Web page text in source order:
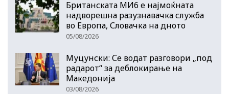
Британската МИ6 е најмоќната
надворешна разузнавачка служба
во Европа, Словачка на дното
05/08/2026
Муцунски: Се водат разговори „под
радарот“ за деблокирање на
Македонија
03/08/2026